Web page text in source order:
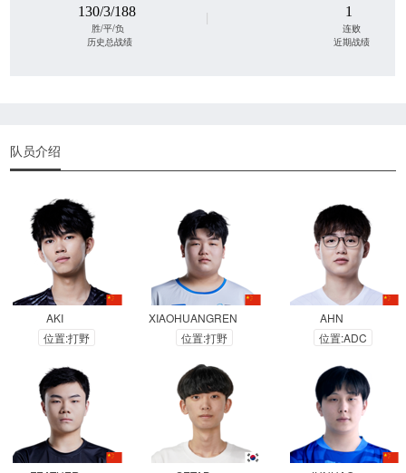
|
130/3/188
胜/平/负
历史总战绩
1
连败
近期战绩
队员介绍
AKI
位置:打野
XIAOHUANGREN
位置:打野
AHN
位置:ADC